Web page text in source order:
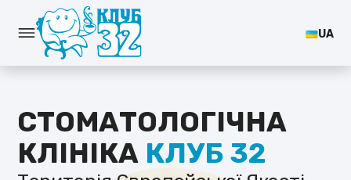
UA
СТОМАТОЛОГІЧНА
КЛІНІКА КЛУБ 32
UA